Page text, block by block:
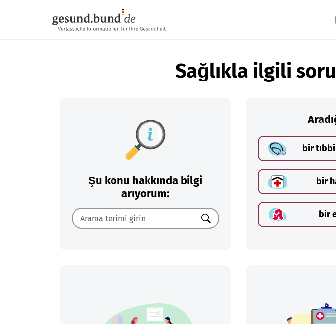
Sağlıkla ilgili
Şu konu hakkında bilgi
arıyorum:
Ara
bir
bir
bir